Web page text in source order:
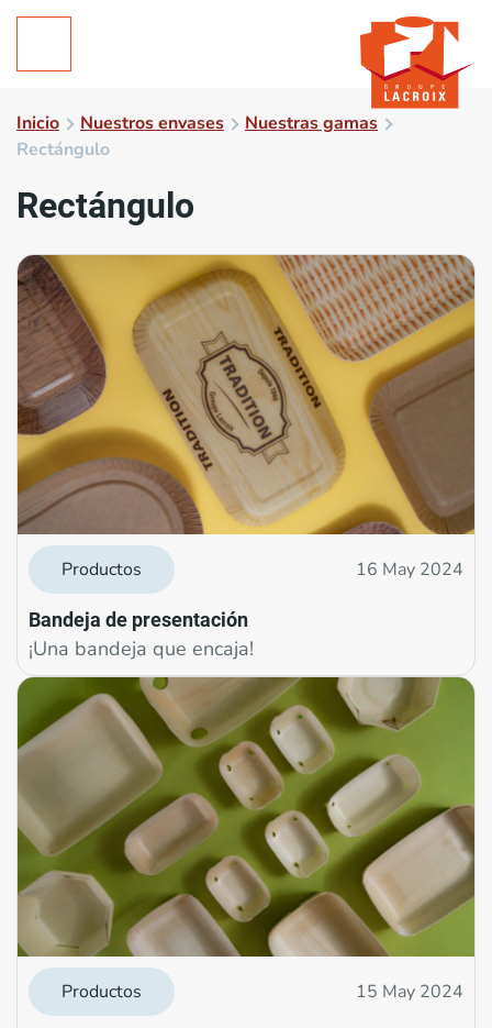
Inicio Nuestros envases
Nuestras gamas
Rectángulo
Rectángulo
Productos 16 May 2024
Bandeja de presentación
¡Una bandeja que encaja!
Productos 15 May 2024